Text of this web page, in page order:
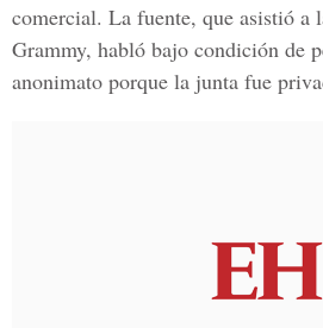
comercial. La fuente, que asistió a
Grammy, habló bajo condición de
anonimato porque la junta fue